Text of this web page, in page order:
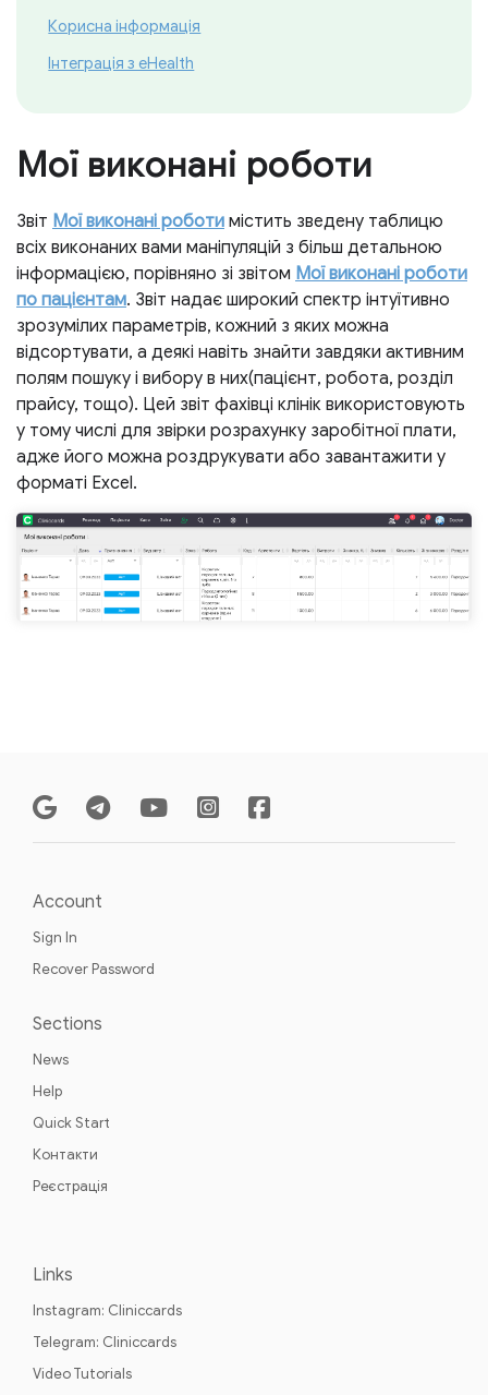
Корисна інформація
Інтеграція з eHealth
Мої виконані роботи
Звіт Мої виконані роботи містить зведену таблицю
всіх виконаних вами маніпуляцій з більш детальною
інформацією, порівняно зі звітом Мої виконані роботи
по пацієнтам. Звіт надає широкий спектр інтуїтивно
зрозумілих параметрів, кожний з яких можна
відсортувати, а деякі навіть знайти завдяки активним
полям пошуку і вибору в них(пацієнт, робота, розділ
прайсу, тощо). Цей звіт фахівці клінік використовують
у тому числі для звірки розрахунку заробітної плати,
адже його можна роздрукувати або завантажити у
форматі Excel.
Account
Sign In
Recover Password
Sections
News
Help
Quick Start
Контакти
Реєстрація
Links
Instagram: Cliniccards
Telegram: Cliniccards
Video Tutorials